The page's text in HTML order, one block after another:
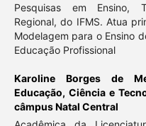
Pesquisas em Ensino,
Regional, do IFMS. Atua
Modelagem para o Ensino
Educação Profissional
Karoline Borges de
Educação, Ciência e
câmpus Natal Central